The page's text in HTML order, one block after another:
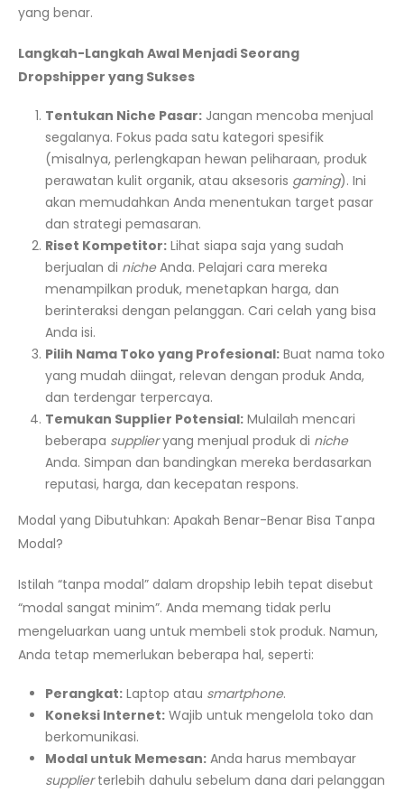
yang benar.
Langkah-Langkah Awal Menjadi Seorang
Dropshipper yang Sukses
Tentukan Niche Pasar:Jangan mencoba menjual
segalanya. Fokus pada satu kategori spesifik
(misalnya, perlengkapan hewan peliharaan, produk
perawatan kulit organik, atau aksesoris gaming). Ini
akan memudahkan Anda menentukan target pasar
dan strategi pemasaran.
Riset Kompetitor:Lihat siapa saja yang sudah
berjualan di nicheAnda. Pelajari cara mereka
menampilkan produk, menetapkan harga, dan
berinteraksi dengan pelanggan. Cari celah yang bisa
Anda isi.
Pilih Nama Toko yang Profesional:Buat nama toko
yang mudah diingat, relevan dengan produk Anda,
dan terdengar terpercaya.
Temukan Supplier Potensial:Mulailah mencari
beberapa supplieryang menjual produk di niche
Anda. Simpan dan bandingkan mereka berdasarkan
reputasi, harga, dan kecepatan respons.
Modal yang Dibutuhkan: Apakah Benar-Benar Bisa Tanpa
Modal?
Istilah “tanpa modal” dalam dropship lebih tepat disebut
“modal sangat minim”. Anda memang tidak perlu
mengeluarkan uang untuk membeli stok produk. Namun,
Anda tetap memerlukan beberapa hal, seperti:
Perangkat:Laptop atau smartphone.
Koneksi Internet:Wajib untuk mengelola toko dan
berkomunikasi.
Modal untuk Memesan:Anda harus membayar
supplierterlebih dahulu sebelum dana dari pelanggan